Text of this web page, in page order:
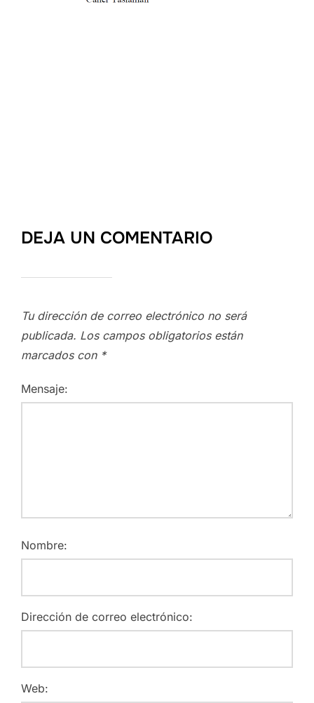
DEJA UN COMENTARIO
Tu dirección de correo electrónico no será
publicada. Los campos obligatorios están
marcados con *
Mensaje:
Nombre:
Dirección de correo electrónico:
Web: